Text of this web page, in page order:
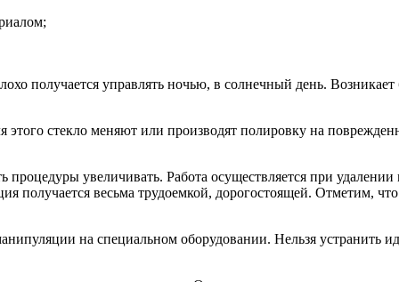
получается управлять ночью, в солнечный день.
стекло меняют или производят полировку на
процедуры увеличивать. Работа осуществляется при
получается весьма трудоемкой, дорогостоящей. Отметим,
на специальном оборудовании. Нельзя устранить